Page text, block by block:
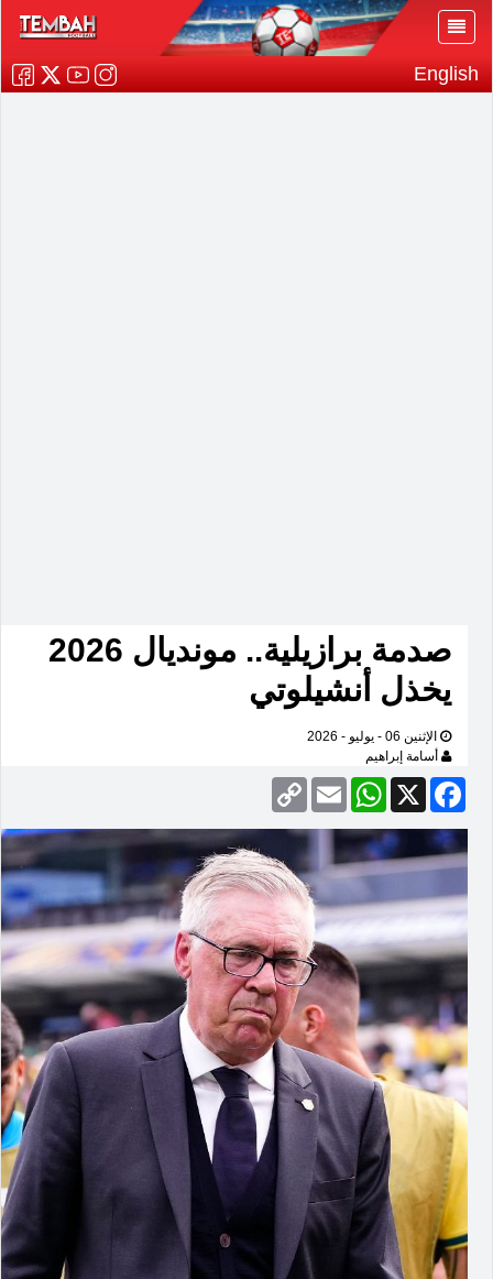
English
صدمة برازيلية.. مونديال 2026
يخذل أنشيلوتي
الإثنين 06 - يوليو - 2026
أسامة إبراهيم
Facebook
X
WhatsApp
Email
Copy
Link